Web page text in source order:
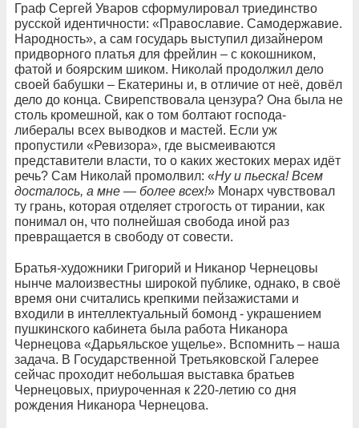
Граф Сергей Уваров сформулировал триединство
русской идентичности: «Православие. Самодержавие.
Народность», а сам государь выступил дизайнером
придворного платья для фрейлин – с кокошником,
фатой и боярским шиком. Николай продолжил дело
своей бабушки – Екатерины и, в отличие от неё, довёл
дело до конца. Свирепствовала цензура? Она была не
столь кромешной, как о том болтают господа-
либералы всех выводков и мастей. Если уж
пропустили «Ревизора», где высмеиваются
представители власти, то о каких жестоких мерах идёт
речь? Сам Николай промолвил: «Ну и пьеска! Всем
досталось, а мне — более всех!» Монарх чувствовал
ту грань, которая отделяет строгость от тирании, как
понимал он, что полнейшая свобода иной раз
превращается в свободу от совести.
Братья-художники Григорий и Никанор Чернецовы
нынче малоизвестны широкой публике, однако, в своё
время они считались крепкими пейзажистами и
входили в интеллектуальный бомонд - украшением
пушкинского кабинета была работа Никанора
Чернецова «Дарьяльское ущелье». Вспомнить – наша
задача. В Государственной Третьяковской Галерее
сейчас проходит небольшая выставка братьев
Чернецовых, приуроченная к 220-летию со дня
рождения Никанора Чернецова.